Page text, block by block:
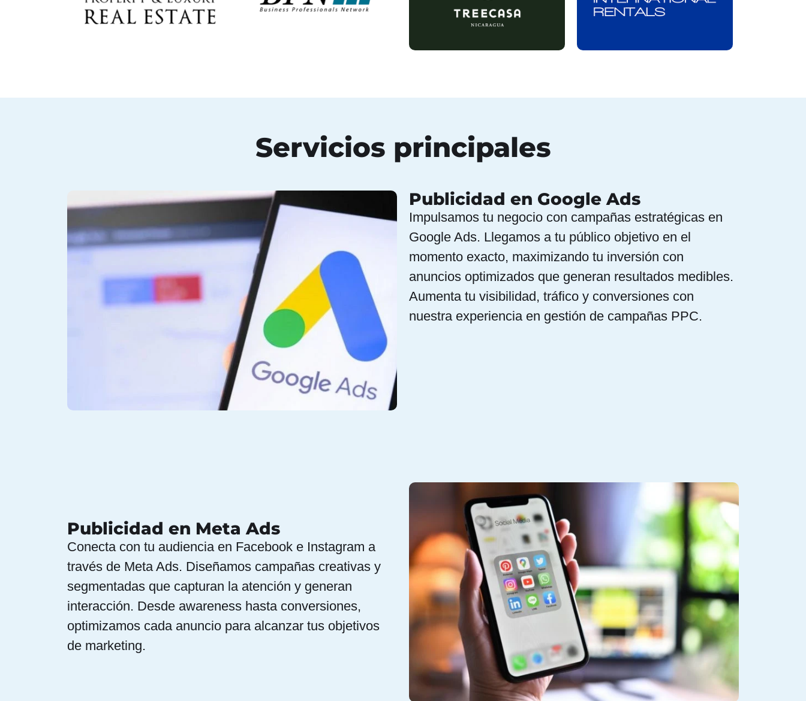
Servicios principales
Publicidad en Google Ads
Impulsamos tu negocio con campañas estratégicas en
Google Ads. Llegamos a tu público objetivo en el
momento exacto, maximizando tu inversión con
anuncios optimizados que generan resultados medibles.
Aumenta tu visibilidad, tráfico y conversiones con
nuestra experiencia en gestión de campañas PPC.
Publicidad en Meta Ads
Conecta con tu audiencia en Facebook e Instagram a
través de Meta Ads. Diseñamos campañas creativas y
segmentadas que capturan la atención y generan
interacción. Desde awareness hasta conversiones,
optimizamos cada anuncio para alcanzar tus objetivos
de marketing.